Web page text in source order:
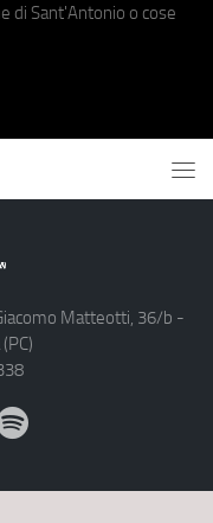
di Sant'Antonio o cose
Matteotti, 36/b -